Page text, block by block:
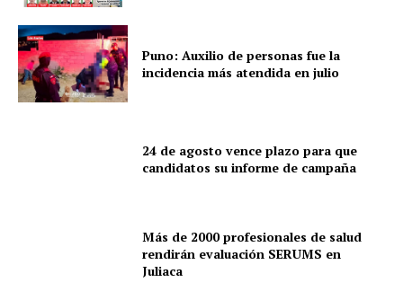
SUSCRIBETE
Puno: Auxilio de personas fue la
incidencia más atendida en julio
24 de agosto vence plazo para que
candidatos su informe de campaña
Más de 2000 profesionales de salud
rendirán evaluación SERUMS en
Juliaca